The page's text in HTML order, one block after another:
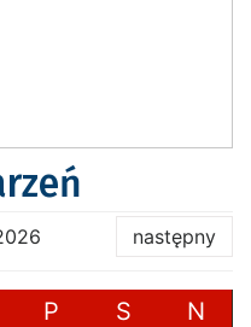
następny
P S N